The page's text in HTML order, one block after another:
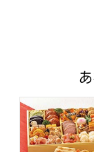
トップバリュ